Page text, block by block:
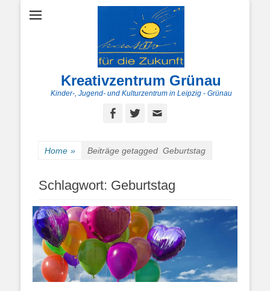
Kreativzentrum Grünau
Kinder-, Jugend- und Kulturzentrum in Leipzig - Grünau
Facebook
Twitter
Home » Beiträge getagged Geburtstag
Schlagwort: Geburtstag